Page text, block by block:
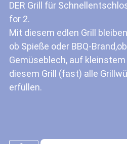
DER Grill für
for 2.
Mit diesem edlen Grill
ob Spieße oder BBQ-
Gemüseblech, auf
diesem Grill (fast) alle
erfüllen.